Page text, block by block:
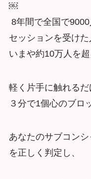
￼
8年間で全国で9000
セッションを受けた
いまや約10万人を
軽く片手に触れるだ
３分で1個心のブロ
あなたのサブコン
を正しく判定し、